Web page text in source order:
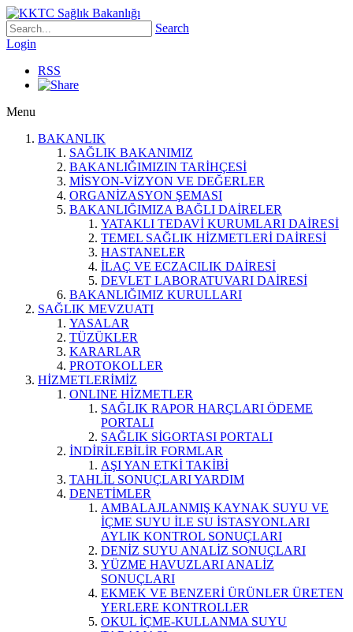
Search
Login
RSS
Menu
BAKANLIK
SAĞLIK BAKANIMIZ
BAKANLIĞIMIZIN TARİHÇESİ
MİSYON-VİZYON VE DEĞERLER
ORGANİZASYON ŞEMASI
BAKANLIĞIMIZA BAĞLI DAİRELER
YATAKLI TEDAVİ KURUMLARI DAİRESİ
TEMEL SAĞLIK HİZMETLERİ DAİRESİ
HASTANELER
İLAÇ VE ECZACILIK DAİRESİ
DEVLET LABORATUVARI DAİRESİ
BAKANLIĞIMIZ KURULLARI
SAĞLIK MEVZUATI
YASALAR
TÜZÜKLER
KARARLAR
PROTOKOLLER
HİZMETLERİMİZ
ONLINE HİZMETLER
SAĞLIK RAPOR HARÇLARI ÖDEME
PORTALI
SAĞLIK SİGORTASI PORTALI
İNDİRİLEBİLİR FORMLAR
AŞI YAN ETKİ TAKİBİ
TAHLİL SONUÇLARI YARDIM
DENETİMLER
AMBALAJLANMIŞ KAYNAK SUYU VE
İÇME SUYU İLE SU İSTASYONLARI
AYLIK KONTROL SONUÇLARI
DENİZ SUYU ANALİZ SONUÇLARI
YÜZME HAVUZLARI ANALİZ
SONUÇLARI
EKMEK VE BENZERİ ÜRÜNLER ÜRETEN
YERLERE KONTROLLER
OKUL İÇME-KULLANMA SUYU